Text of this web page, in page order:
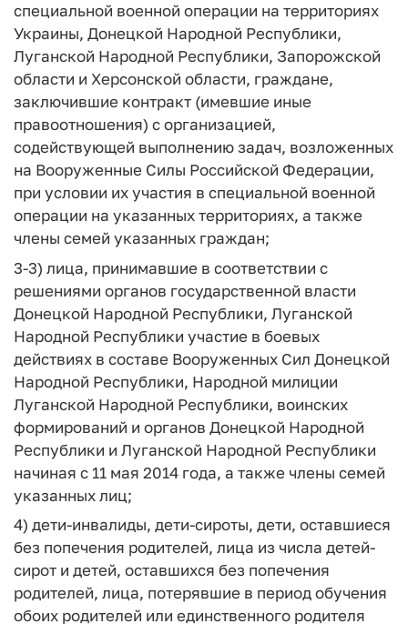
специальной военной операции на территориях
Украины, Донецкой Народной Республики,
Луганской Народной Республики, Запорожской
области и Херсонской области, граждане,
заключившие контракт (имевшие иные
правоотношения) с организацией,
содействующей выполнению задач, возложенных
на Вооруженные Силы Российской Федерации,
при условии их участия в специальной военной
операции на указанных территориях, а также
члены семей указанных граждан;
3-3) лица, принимавшие в соответствии с
решениями органов государственной власти
Донецкой Народной Республики, Луганской
Народной Республики участие в боевых
действиях в составе Вооруженных Сил Донецкой
Народной Республики, Народной милиции
Луганской Народной Республики, воинских
формирований и органов Донецкой Народной
Республики и Луганской Народной Республики
начиная с 11 мая 2014 года, а также члены семей
указанных лиц;
4) дети-инвалиды, дети-сироты, дети, оставшиеся
без попечения родителей, лица из числа детей-
сирот и детей, оставшихся без попечения
родителей, лица, потерявшие в период обучения
обоих родителей или единственного родителя